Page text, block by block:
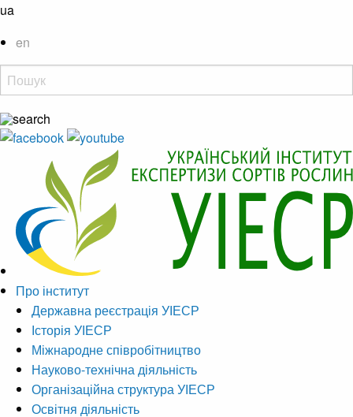
ua
en
Про інститут
Державна реєстрація УІЕСР
Історія УІЕСР
Міжнародне співробітництво
Науково-технічна діяльність
Організаційна структура УІЕСР
Освітня діяльність